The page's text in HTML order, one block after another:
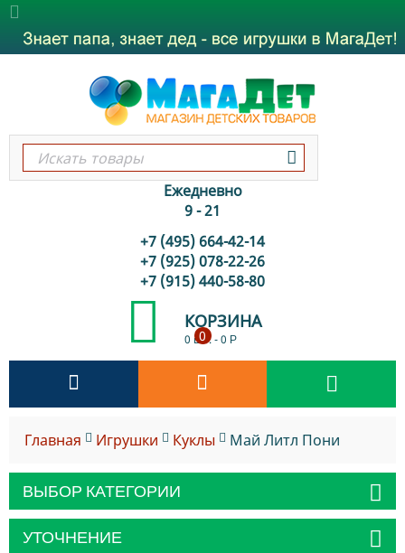
Ежедневно
9 - 21
+7 (495) 664-42-14
+7 (925) 078-22-26
+7 (915) 440-58-80
КОРЗИНА
0 шт.-0 Р
0
Главная Игрушки Куклы Май Литл Пони
ВЫБОР КАТЕГОРИИ
УТОЧНЕНИЕ